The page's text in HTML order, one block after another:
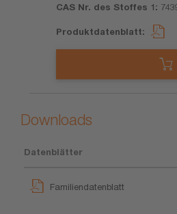
Downloads
Datenblätter
Familiendatenblatt